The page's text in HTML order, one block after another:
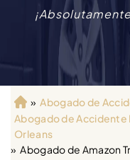
Ini
ci
o
» Abogado de
Abogado de Accidente
Orleans
» Abogado de Amazon